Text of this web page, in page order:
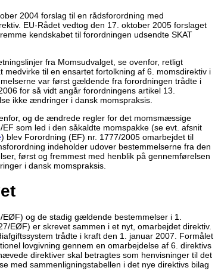
2004 forslag til en rådsforordning med
EU-Rådet vedtog den 17. oktober 2005 forslaget
kendskabet til forordningen udsendte SKAT
fra Momsudvalget, se ovenfor, retligt
til en ensartet fortolkning af 6. momsdirektiv i
var først gældende fra forordningen trådte i
for så vidt angår forordningens artikel 13.
ikke ændringer i dansk momspraksis.
og de ændrede regler for det momsmæssige
som led i den såkaldte momspakke (se evt. afsnit
) blev Forordning (EF) nr. 1777/2005 omarbejdet til
indeholder udover bestemmelserne fra den
først og fremmest med henblik på gennemførelsen
i dansk momspraksis.
og de stadig gældende bestemmelser i 1.
EØF) er skrevet sammen i et nyt, omarbejdet direktiv.
trådte i kraft den 1. januar 2007. Formålet
lovgivning gennem en omarbejdelse af 6. direktivs
direktiver skal betragtes som henvisninger til det
med sammenligningstabellen i det nye direktivs bilag